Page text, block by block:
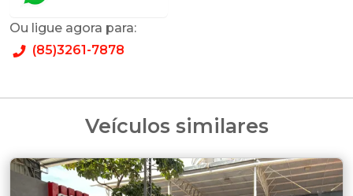
Ou ligue agora para:
(85)3261-7878
Veículos similares